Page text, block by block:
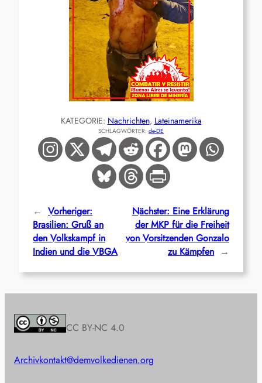
KATEGORIE: Nachrichten, Lateinamerika
SCHLAGWÖRTER: de-DE
← Vorheriger:
Brasilien: Gruß an
den Volkskampf in
Indien und die VBGA
Nächster: Eine Erklärung
der MKP für die Freiheit
von Vorsitzenden Gonzalo
zu Kämpfen →
CC BY-NC 4.0
Archivkontakt@demvolkedienen.org